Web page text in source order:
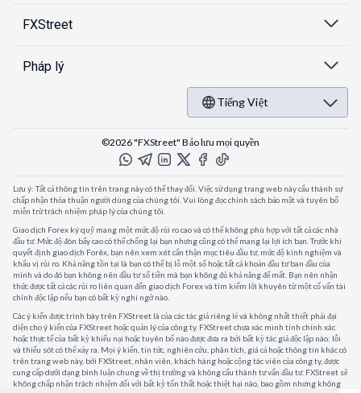
FXStreet
Pháp lý
Tiếng Việt
©2026 "FXStreet" Bảo lưu mọi quyền
Lưu ý: Tất cả thông tin trên trang này có thể thay đổi. Việc sử dụng trang web này cấu thành sự
chấp nhận thỏa thuận người dùng của chúng tôi. Vui lòng đọc chính sách bảo mật và tuyên bố
miễn trừ trách nhiệm pháp lý của chúng tôi.
Giao dịch Forex ký quỹ mang một mức độ rủi ro cao và có thể không phù hợp với tất cả các nhà
đầu tư. Mức độ đòn bẩy cao có thể chống lại bạn nhưng cũng có thể mang lại lợi ích bạn. Trước khi
quyết định giao dịch Forêx, bạn nên xem xét cẩn thận mục tiêu đầu tư, mức độ kinh nghiệm và
khẩu vị rủi ro. Khả năng tồn tại là bạn có thể bị lỗ một số hoặc tất cả khoản đầu tư ban đầu của
mình và do đó bạn không nên đầu tư số tiền mà bạn không đủ khả năng để mất. Bạn nên nhận
thức được tất cả các rủi ro liên quan đến giao dịch Forex và tìm kiếm lời khuyên từ một cố vấn tài
chính độc lập nếu bạn có bất kỳ nghi ngờ nào.
Các ý kiến được trình bày trên FXStreet là của các tác giả riêng lẻ và không nhất thiết phải đại
diện cho ý kiến của FXStreet hoặc quản lý của công ty. FXStreet chưa xác minh tính chính xác
hoặc thực tế của bất kỳ khiếu nại hoặc tuyên bố nào được đưa ra bởi bất kỳ tác giả độc lập nào: lỗi
và thiếu sót có thể xảy ra. Mọi ý kiến, tin tức, nghiên cứu, phân tích, giá cả hoặc thông tin khác có
trên trang web này, bởi FXStreet, nhân viên, khách hàng hoặc cộng tác viên của công ty, được
cung cấp dưới dạng bình luận chung về thị trường và không cấu thành tư vấn đầu tư. FXStreet sẽ
không chấp nhận trách nhiệm đối với bất kỳ tổn thất hoặc thiệt hại nào, bao gồm nhưng không